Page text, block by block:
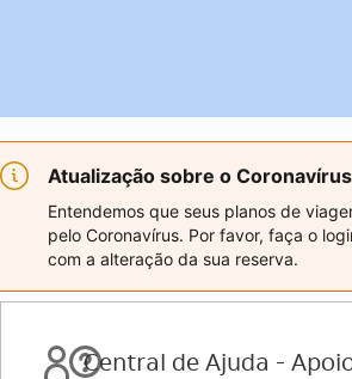
Atualização sobre o
Entendemos que seus planos de
pelo Coronavírus. Por favor, faça o
com a alteração da sua reserva.
Central de Ajuda -